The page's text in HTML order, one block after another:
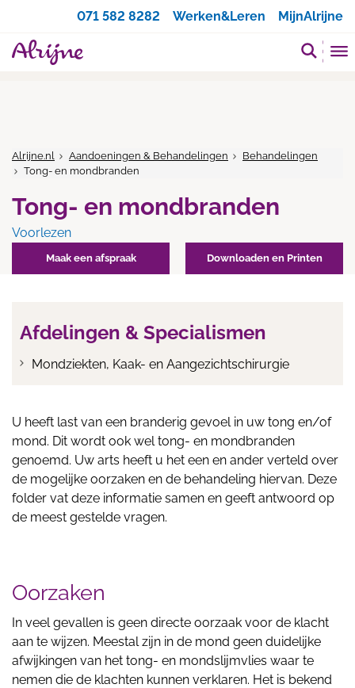
071 582 8282
Werken&Leren MijnAlrijne
Alrijne.nl Aandoeningen & Behandelingen
Behandelingen
Tong- en mondbranden
Tong- en mondbranden
Voorlezen
Maak een afspraak Downloaden en Printen
Afdelingen & Specialismen
Mondziekten, Kaak- en Aangezichtschirurgie
U heeft last van een branderig gevoel in uw tong en/of
mond. Dit wordt ook wel tong- en mondbranden
genoemd. Uw arts heeft u het een en ander verteld over
de mogelijke oorzaken en de behandeling hiervan. Deze
folder vat deze informatie samen en geeft antwoord op
de meest gestelde vragen.
Oorzaken
In veel gevallen is geen directe oorzaak voor de klacht
aan te wijzen. Meestal zijn in de mond geen duidelijke
afwijkingen van het tong- en mondslijmvlies waar te
nemen die de klachten kunnen verklaren. Het is bekend